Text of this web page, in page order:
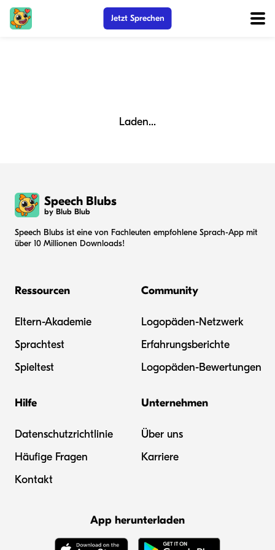
Jetzt Sprechen
Laden...
Speech Blubs
by Blub Blub
Speech Blubs ist eine von Fachleuten empfohlene Sprach-App mit
über 10 Millionen Downloads!
Ressourcen
Eltern-Akademie
Sprachtest
Spieltest
Community
Logopäden-Netzwerk
Erfahrungsberichte
Logopäden-Bewertungen
Hilfe
Datenschutzrichtlinie
Häufige Fragen
Kontakt
Unternehmen
Über uns
Karriere
App herunterladen